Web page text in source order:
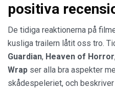
positiva
De tidiga reaktionerna på
kusliga trailern låtit oss tro.
Guardian, Heaven of Horror
Wrap ser alla bra aspekter
skådespeleriet, och